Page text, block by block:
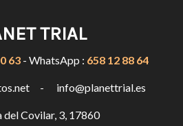
TRIAL
63- WhatsApp : 658 12 88 64
- info@planettrial.es
del Covilar, 3, 17860